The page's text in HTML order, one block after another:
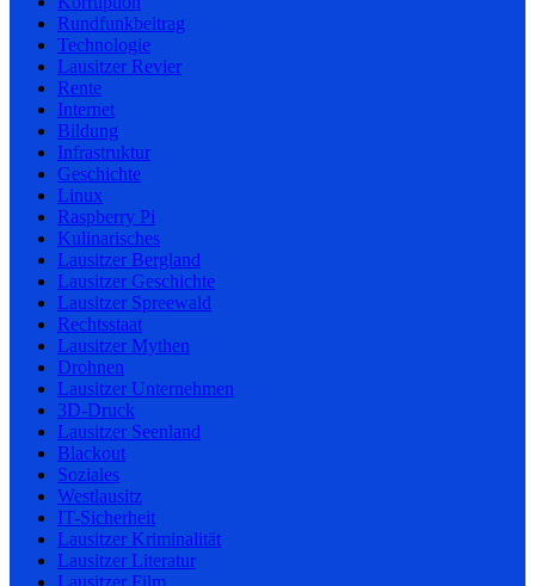
Rundfunkbeitrag
Technologie
Lausitzer Revier
Rente
Internet
Bildung
Infrastruktur
Geschichte
Linux
Raspberry Pi
Kulinarisches
Lausitzer Bergland
Lausitzer Geschichte
Lausitzer Spreewald
Rechtsstaat
Lausitzer Mythen
Drohnen
Lausitzer Unternehmen
3D-Druck
Lausitzer Seenland
Blackout
Soziales
Westlausitz
IT-Sicherheit
Lausitzer Kriminalität
Lausitzer Literatur
Lausitzer Film